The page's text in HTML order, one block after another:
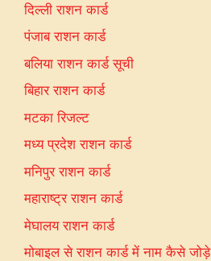
दिल्ली राशन कार्ड
पंजाब राशन कार्ड
बलिया राशन कार्ड सूची
बिहार राशन कार्ड
मटका रिजल्ट
मध्य प्रदेश राशन कार्ड
मनिपुर राशन कार्ड
महाराष्ट्र राशन कार्ड
मेघालय राशन कार्ड
मोबाइल से राशन कार्ड में नाम कैसे जोड़े